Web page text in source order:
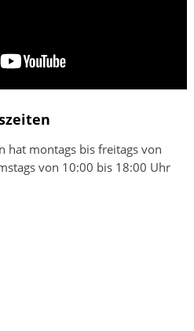
hat montags bis freitags von
von 10:00 bis 18:00 Uhr